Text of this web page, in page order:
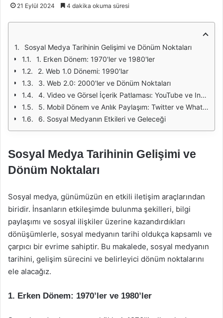
21 Eylül 2024 4 dakika okuma süresi
Sosyal Medya Tarihinin Gelişimi ve Dönüm Noktaları
1. Erken Dönem: 1970'ler ve 1980'ler
2. Web 1.0 Dönemi: 1990'lar
3. Web 2.0: 2000'ler ve Dönüm Noktaları
4. Video ve Görsel İçerik Patlaması: YouTube ve Instagram
5. Mobil Dönem ve Anlık Paylaşım: Twitter ve WhatsApp
6. Sosyal Medyanın Etkileri ve Geleceği
Sosyal Medya Tarihinin Gelişimi ve
Dönüm Noktaları
Sosyal medya, günümüzün en etkili iletişim araçlarından
biridir. İnsanların etkileşimde bulunma şekilleri, bilgi
paylaşımı ve sosyal ilişkiler üzerine kazandırdıkları
dönüşümlerle, sosyal medyanın tarihi oldukça kapsamlı ve
çarpıcı bir evrime sahiptir. Bu makalede, sosyal medyanın
tarihini, gelişim sürecini ve belirleyici dönüm noktalarını
ele alacağız.
1. Erken Dönem: 1970’ler ve 1980’ler